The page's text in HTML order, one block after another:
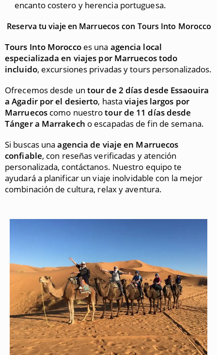
encanto costero y herencia portuguesa.
Reserva tu viaje en Marruecos con Tours Into Morocco
Tours Into Moroccoes una agencia local
especializada en viajes por Marruecos todo
incluido, excursiones privadas y tours personalizados.
Ofrecemos desde un tour de 2 días desde Essaouira
a Agadir por el desierto, hastaviajes largos por
Marruecoscomo nuestrotour de 11 días desde
Tánger a Marrakech o escapadas de fin de semana.
Si buscas unaagencia de viaje en Marruecos
confiable, con reseñas verificadas y atención
personalizada, contáctanos. Nuestro equipo te
ayudará a planificar un viaje inolvidable con la mejor
combinación de cultura, relax y aventura.